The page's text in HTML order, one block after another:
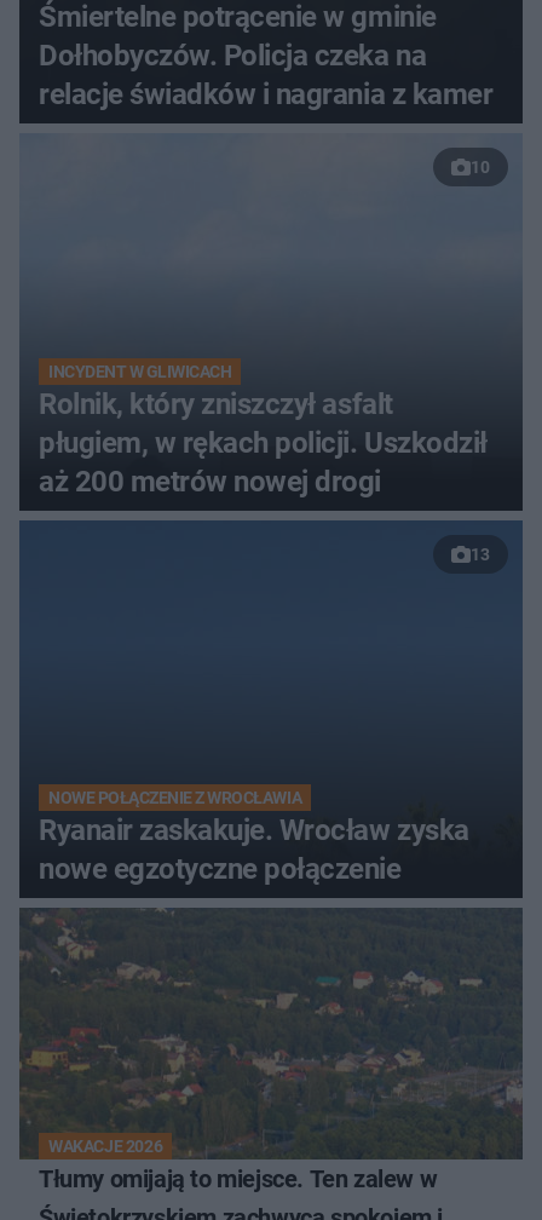
Śmiertelne potrącenie w gminie
Dołhobyczów. Policja czeka na
relacje świadków i nagrania z kamer
10
INCYDENT W GLIWICACH
Rolnik, który zniszczył asfalt
pługiem, w rękach policji. Uszkodził
aż 200 metrów nowej drogi
13
NOWE POŁĄCZENIE Z WROCŁAWIA
Ryanair zaskakuje. Wrocław zyska
nowe egzotyczne połączenie
WAKACJE 2026
Tłumy omijają to miejsce. Ten zalew w